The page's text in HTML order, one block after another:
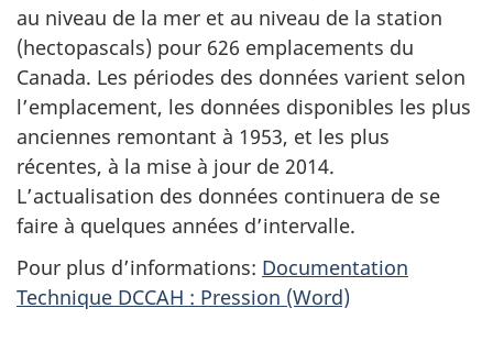
au niveau de la mer et au niveau de la station
(hectopascals) pour 626 emplacements du
Canada. Les périodes des données varient selon
l’emplacement, les données disponibles les plus
anciennes remontant à 1953, et les plus
récentes, à la mise à jour de 2014.
L’actualisation des données continuera de se
faire à quelques années d’intervalle.
Pour plus d’informations: Documentation
Technique DCCAH : Pression (Word)